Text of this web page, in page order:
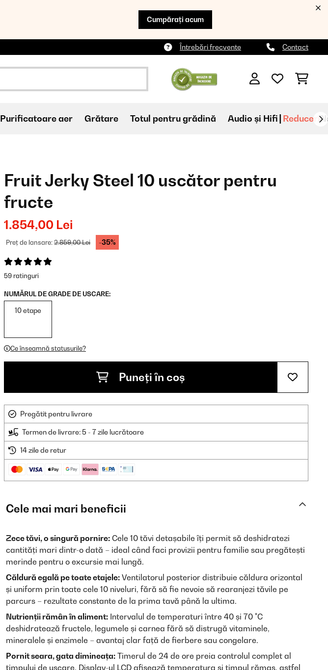
Cumpărați acum
Întrebări frecvente Contact
Purificatoare aer Grătare Totul pentru grădină Audio și Hifi Reduceri
Fruit Jerky Steel 10 uscător pentru
fructe
1.854,00 Lei
Preț de lansare:2.859,00 Lei -35%
59 ratinguri
NUMĂRUL DE GRADE DE USCARE:
10 etape
Ce înseamnă statusurile?
Puneți în coș
Pregătit pentru livrare
Termen de livrare: 5 - 7 zile lucrătoare
14 zile de retur
Cele mai mari beneficii
Zece tăvi, o singură pornire: Cele 10 tăvi detașabile îți permit să deshidratezi
cantități mari dintr-o dată – ideal când faci provizii pentru familie sau pregătești
merinde pentru o excursie mai lungă.
Căldură egală pe toate etajele: Ventilatorul posterior distribuie căldura orizontal
și uniform prin toate cele 10 niveluri, fără să fie nevoie să rearanjezi tăvile pe
parcurs – rezultate constante de la prima tavă până la ultima.
Nutrienții rămân în aliment: Intervalul de temperaturi între 40 și 70 °C
deshidratează fructele, legumele și carnea fără să distrugă vitaminele,
mineralele și enzimele – avantaj clar față de fierbere sau congelare.
Pornit seara, gata dimineața: Timerul de 24 de ore preia controlul complet al
timpului de uscare. Display-ul LCD afișează temperatura și timpul rămas, astfel